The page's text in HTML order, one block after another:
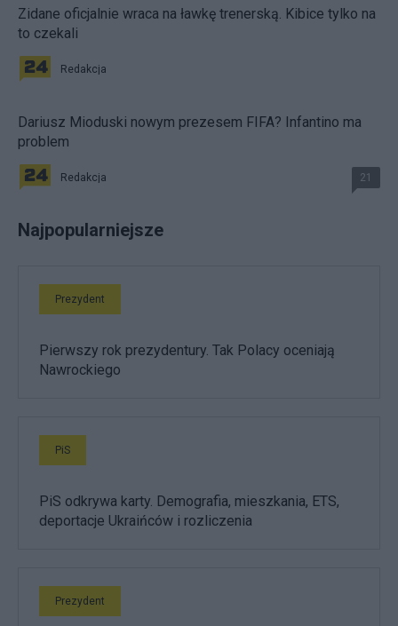
Zidane oficjalnie wraca na ławkę trenerską. Kibice tylko na
to czekali
Redakcja
Dariusz Mioduski nowym prezesem FIFA? Infantino ma
problem
Redakcja 21
Najpopularniejsze
Prezydent
Pierwszy rok prezydentury. Tak Polacy oceniają
Nawrockiego
PiS
PiS odkrywa karty. Demografia, mieszkania, ETS,
deportacje Ukraińców i rozliczenia
Prezydent